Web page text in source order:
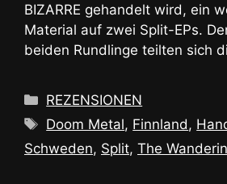
BIZARRE gehandelt wird, ein
Material auf zwei Split-EPs.
beiden Rundlinge teilten sich
Kategorien
REZENSIONEN
Schlagwörter
Doom Metal, Finnland,
Schweden, Split, The